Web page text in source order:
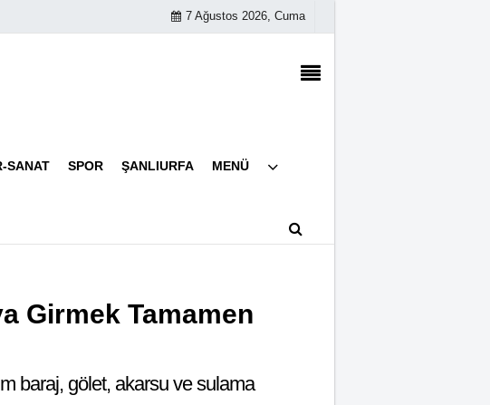
7 Ağustos 2026, Cuma
SANAT SPOR ŞANLIURFA MENÜ
İletişim
Girmek Tamamen
baraj, gölet, akarsu ve sulama